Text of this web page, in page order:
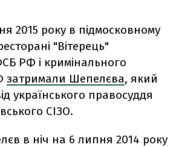
2015 року в підмосковному
"Вітерець"
РФ і кримінального
затримали Шепелєва, який
українського правосуддя
СІЗО.
в ніч на 6 липня 2014 року